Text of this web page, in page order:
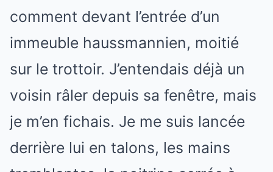
comment devant l’entrée d’un
immeuble haussmannien, moitié
sur le trottoir. J’entendais déjà un
voisin râler depuis sa fenêtre, mais
je m’en fichais. Je me suis lancée
derrière lui en talons, les mains